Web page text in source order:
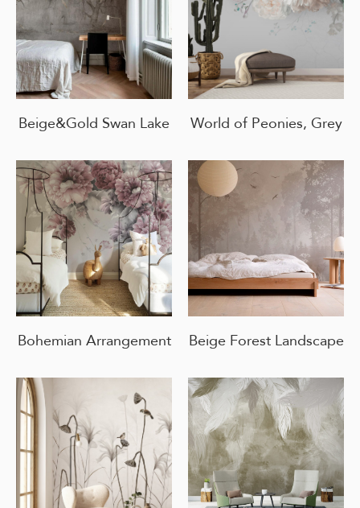
Beige&Gold Swan Lake World of Peonies, Grey
Bohemian Arrangement Beige Forest Landscape